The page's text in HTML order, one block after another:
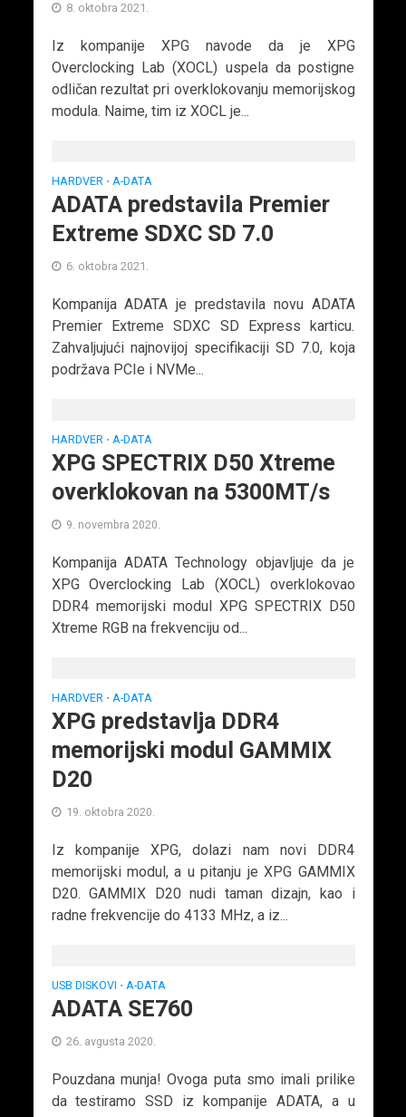
8. oktobra 2021.
Iz kompanije XPG navode da je XPG
Overclocking Lab (XOCL) uspela da postigne
odličan rezultat pri overklokovanju memorijskog
modula. Naime, tim iz XOCL je...
HARDVER • A-DATA
ADATA predstavila Premier
Extreme SDXC SD 7.0
6. oktobra 2021.
Kompanija ADATA je predstavila novu ADATA
Premier Extreme SDXC SD Express karticu.
Zahvaljujući najnovijoj specifikaciji SD 7.0, koja
podržava PCIe i NVMe...
HARDVER • A-DATA
XPG SPECTRIX D50 Xtreme
overklokovan na 5300MT/s
9. novembra 2020.
Kompanija ADATA Technology objavljuje da je
XPG Overclocking Lab (XOCL) overklokovao
DDR4 memorijski modul XPG SPECTRIX D50
Xtreme RGB na frekvenciju od...
HARDVER • A-DATA
XPG predstavlja DDR4
memorijski modul GAMMIX
D20
19. oktobra 2020.
Iz kompanije XPG, dolazi nam novi DDR4
memorijski modul, a u pitanju je XPG GAMMIX
D20. GAMMIX D20 nudi taman dizajn, kao i
radne frekvencije do 4133 MHz, a iz...
USB DISKOVI • A-DATA
ADATA SE760
26. avgusta 2020.
Pouzdana munja! Ovoga puta smo imali prilike
da testiramo SSD iz kompanije ADATA, a u